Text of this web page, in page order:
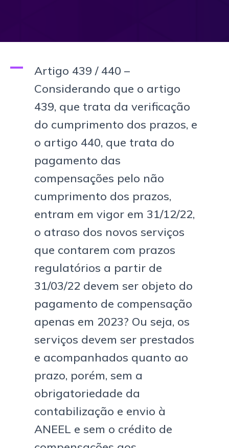
A
Artigo 439 / 440 –
Considerando que o artigo
439, que trata da verificação
do cumprimento dos prazos, e
o artigo 440, que trata do
pagamento das
compensações pelo não
cumprimento dos prazos,
entram em vigor em 31/12/22,
o atraso dos novos serviços
que contarem com prazos
regulatórios a partir de
31/03/22 devem ser objeto do
pagamento de compensação
apenas em 2023? Ou seja, os
serviços devem ser prestados
e acompanhados quanto ao
prazo, porém, sem a
obrigatoriedade da
contabilização e envio à
ANEEL e sem o crédito de